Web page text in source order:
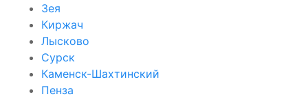
Зея
Киржач
Лысково
Сурск
Каменск-Шахтинский
Пенза